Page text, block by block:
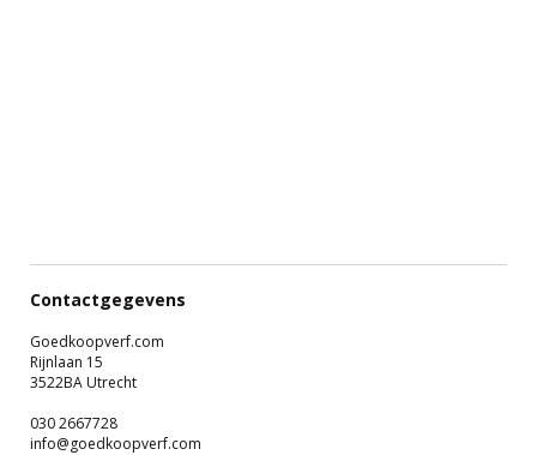
Contactgegevens
Goedkoopverf.com
Rijnlaan 15
3522BA Utrecht
030 2667728
info@goedkoopverf.com